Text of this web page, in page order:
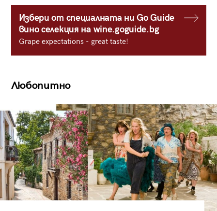
Избери от специалната ни Go Guide
вино селекция на wine.goguide.bg
Grape expectations - great taste!
Любопитно